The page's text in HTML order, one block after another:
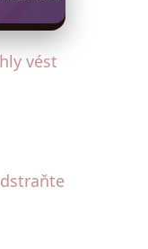
vést